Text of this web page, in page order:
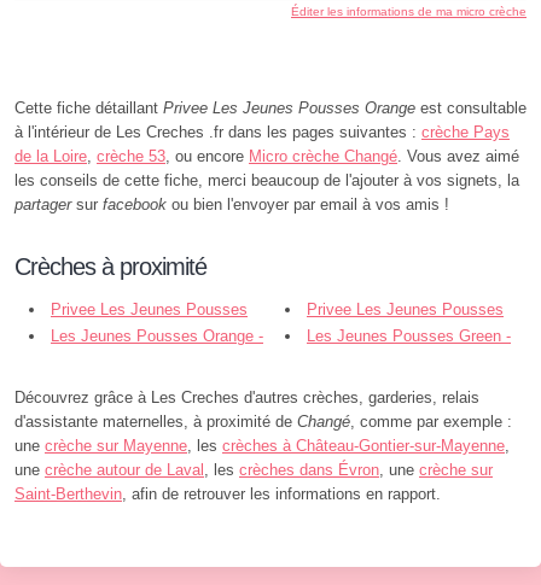
Éditer les informations de ma micro crèche
Cette fiche détaillant Privee Les Jeunes Pousses Orange est consultable
à l'intérieur de Les Creches .fr dans les pages suivantes : crèche Pays
de la Loire crèche 53 , ou encore Micro crèche Changé . Vous avez aimé
les conseils de cette fiche, merci beaucoup de l'ajouter à vos signets, la
partagersur facebook ou bien l'envoyer par email à vos amis !
Crèches à proximité
Privee Les Jeunes Pousses
Yellow - Changé
Privee Les Jeunes Pousses
Green - Changé
Les Jeunes Pousses Orange -
Les Jeunes Pousses Green -
Découvrez grâce à Les Creches d'autres crèches, garderies, relais
d'assistante maternelles, à proximité de Changé , comme par exemple :
une crèche sur Mayenne , les crèches à Château-Gontier-sur-Mayenne
une crèche autour de Laval , les crèches dans Évron , une crèche sur
Saint-Berthevin , afin de retrouver les informations en rapport.